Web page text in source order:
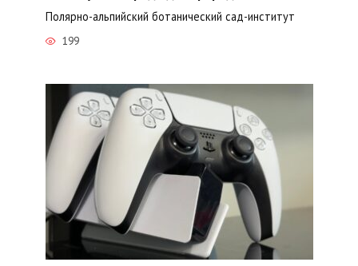
Полярно-альпийский ботанический сад-институт
199